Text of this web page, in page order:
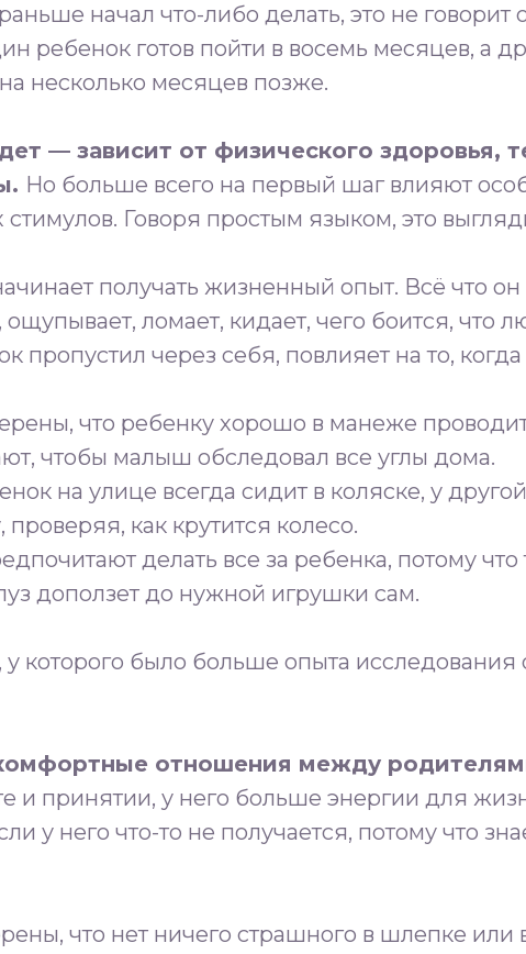
начал что-либо делать, это не говорит
ребенок готов пойти в восемь месяцев, а
несколько месяцев позже.
— зависит от физического здоровья,
Но больше всего на первый шаг влияют
Говоря простым языком, это
получать жизненный опыт. Всё что он
ломает, кидает, чего боится, что
пропустил через себя, повлияет на то,
что ребенку хорошо в манеже
чтобы малыш обследовал все углы дома.
на улице всегда сидит в коляске, у
как крутится колесо.
делать все за ребенка, потому что
доползет до нужной игрушки сам.
которого было больше опыта
отношения между
и принятии, у него больше энергии для
у него что-то не получается, потому что
что нет ничего страшного в шлепке или